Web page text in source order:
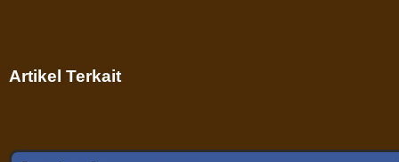
Artikel Terkait